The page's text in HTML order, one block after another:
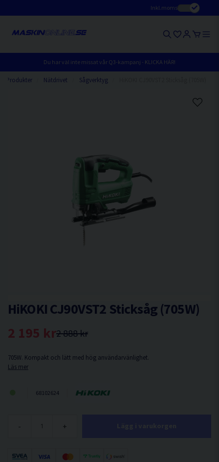
Inkl.moms
Du har väl inte missat vår Q3-kampanj - KLICKA HÄR!
Produkter Nätdrivet Sågverktyg
HiKOKI CJ90VST2 Sticksåg (705W)
2 888 kr
2 195 kr
705W. Kompakt och lätt med hög användarvänlighet.
Läs mer
68102624
- +